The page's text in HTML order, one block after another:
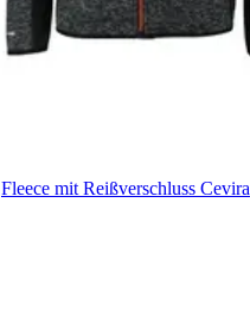
Fleece mit Reißverschluss Cevira